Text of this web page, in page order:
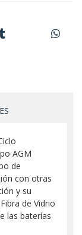
AGM
de
con otras
y su
de Vidrio
las baterías